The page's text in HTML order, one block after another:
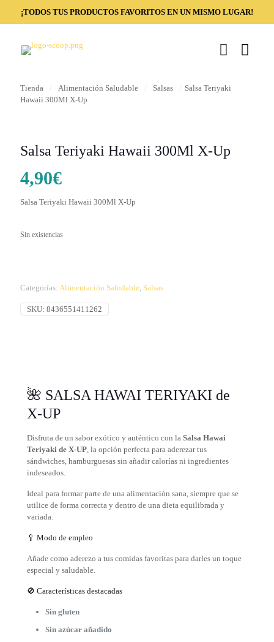
¡TODOS TUS PRODUCTOS FAVORITOS EN UN MISMO LUGAR!
Tienda Alimentación Saludable Salsas
Salsa Teriyaki
Hawaii 300Ml X-Up
Salsa Teriyaki Hawaii 300Ml X-Up
4,90€
Salsa Teriyaki Hawaii 300Ml X-Up
Sin existencias
Categorías: Alimentación Saludable, Salsas
SKU: 8436551411262
🌺 SALSA HAWAI TERIYAKI de
X-UP
Disfruta de un sabor exótico y auténtico con laSalsa Hawai
Teriyaki de X-UP, la opción perfecta para aderezar tus
sándwiches, hamburguesas sin añadir calorías ni ingredientes
indeseados.
Ideal para formar parte de una alimentación sana, siempre que se
utilice de forma correcta y dentro de una dieta equilibrada y
variada.
🥄 Modo de empleo
Añade como aderezo a tus comidas favoritas para darles un toque
especial y saludable.
🚫 Características destacadas
Sin gluten
Sin azúcar añadido